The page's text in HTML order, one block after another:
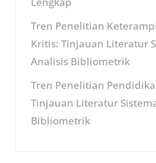
Tren Penelitian
Kritis: Tinjauan Literatur
Analisis Bibliometrik
Tren Penelitian
Tinjauan Literatur
Bibliometrik